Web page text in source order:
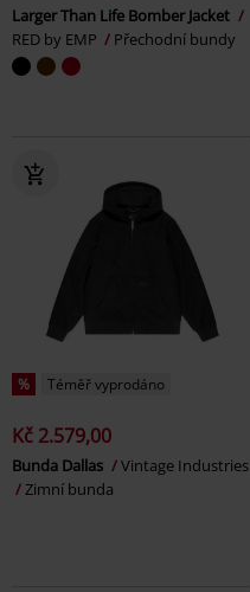
Larger Than Life Bomber Jacket
RED by EMP
Přechodní bundy
% Téměř vyprodáno
Kč 2.579,00
Bunda Dallas
Vintage Industries
Zimní bunda